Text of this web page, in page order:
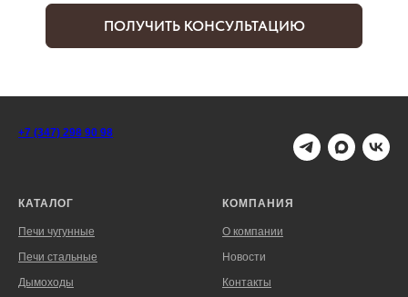
ПОЛУЧИТЬ КОНСУЛЬТАЦИЮ
+7 (347) 298 90 98
КАТАЛОГ
Печи чугунные
Печи стальные
Дымоходы
КОМПАНИЯ
О компании
Новости
Контакты